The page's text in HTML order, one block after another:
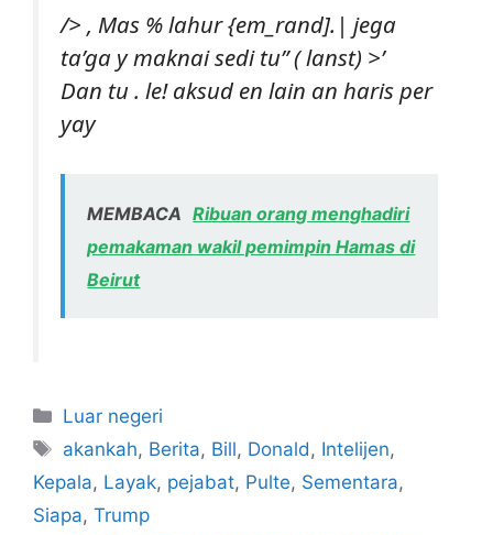
/> , Mas % lahur {em_rand].| jega
ta’ga y maknai sedi tu” ( lanst) >’
Dan tu . le! aksud en lain an haris per
yay
MEMBACA Ribuan orang menghadiri
pemakaman wakil pemimpin Hamas di
Beirut
Kategori
Luar negeri
Tag
akankah, Berita, Bill, Donald , Intelijen,
Kepala, Layak, pejabat, Pulte, Sementara,
Siapa, Trump